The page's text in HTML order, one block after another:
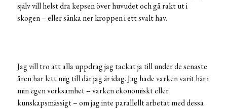
själv vill helst dra kepsen över huvudet och gå rakt ut i
skogen – eller sänka ner kroppen i ett svalt hav.
Jag vill tro att alla uppdrag jag tackat ja till under de senaste
åren har lett mig till där jag är idag. Jag hade varken varit här i
min egen verksamhet – varken ekonomiskt eller
kunskapsmässigt – om jag inte parallellt arbetat med dessa